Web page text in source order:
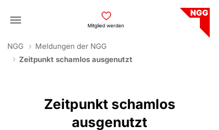
Mitglied werden
You are here:
NGG
Meldungen der NGG
Zeitpunkt schamlos ausgenutzt
Zeitpunkt schamlos
ausgenutzt